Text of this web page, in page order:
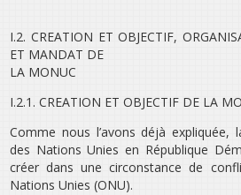
I.2. CREATION ET OBJECTIF,
ET MANDAT DE
LA MONUC
I.2.1. CREATION ET OBJECTIF DE LA
Comme nous l’avons déjà expliquée,
des Nations Unies en République
créer dans une circonstance de
Nations Unies (ONU).